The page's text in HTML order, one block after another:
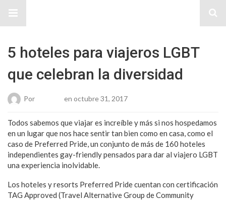
5 hoteles para viajeros LGBT
que celebran la diversidad
Por en octubre 31, 2017
Todos sabemos que viajar es increíble y más si nos hospedamos
en un lugar que nos hace sentir tan bien como en casa, como el
caso de Preferred Pride, un conjunto de más de 160 hoteles
independientes gay-friendly pensados para dar al viajero LGBT
una experiencia inolvidable.
Los hoteles y resorts Preferred Pride cuentan con certificación
TAG Approved (Travel Alternative Group de Community